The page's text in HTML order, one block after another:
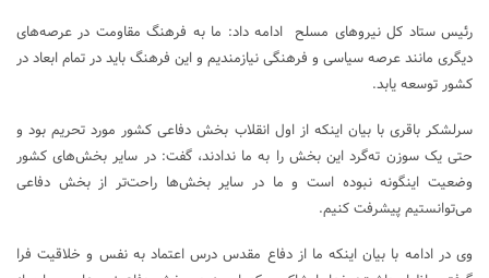
رئیس ستاد کل نیروهای مسلح ادامه داد: ما به فرهنگ مقاومت در عرصه‌های
دیگری مانند عرصه سیاسی و فرهنگی نیازمندیم و این فرهنگ باید در تمام ابعاد در
کشور توسعه یابد.
سرلشکر باقری با بیان اینکه از اول انقلاب بخش دفاعی کشور مورد تحریم بود و
حتی یک سوزن ته‌گرد این بخش را به ما ندادند، گفت: در سایر بخش‌های کشور
وضعیت اینگونه نبوده است و ما در سایر بخش‌ها راحت‌تر از بخش دفاعی
می‌توانستیم پیشرفت کنیم.
وی در ادامه با بیان اینکه ما از دفاع مقدس درس اعتماد به نفس و خلاقیت فرا